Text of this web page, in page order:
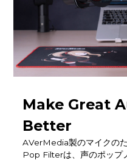
Make Great
Better
AVerMedia製のマイクの
Pop Filterは、声のポップ